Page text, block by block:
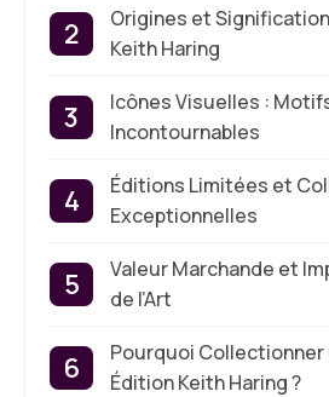
Origines et
Keith Haring
Icônes Visuelles :
Incontournables
Éditions Limitées et
Exceptionnelles
Valeur Marchande et
de l’Art
Pourquoi Collectionner
Édition Keith Haring ?